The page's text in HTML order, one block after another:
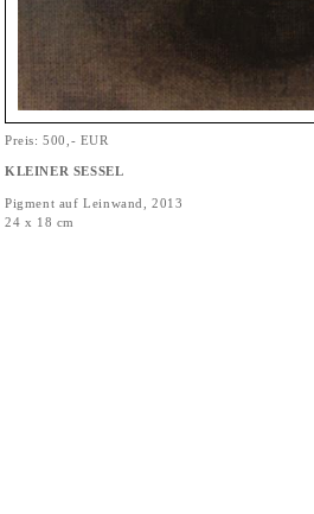
Preis: 500,- EUR
KLEINER SESSEL
Pigment auf Leinwand, 2013
24 x 18 cm